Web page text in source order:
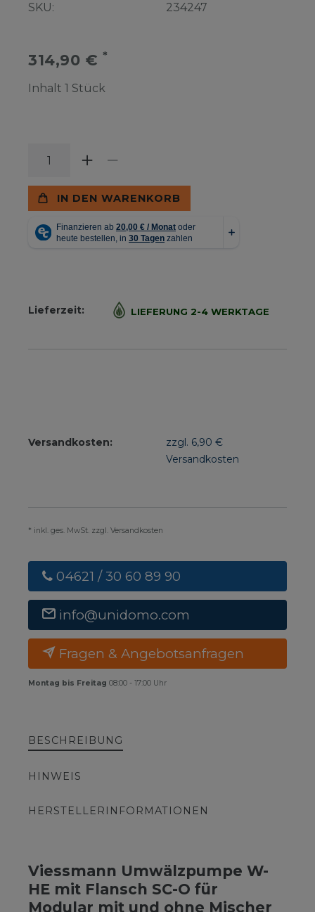
SKU:
234247
314,90 € *
Inhalt 1 Stück
IN DEN WARENKORB
Lieferzeit: LIEFERUNG 2-4 WERKTAGE
Versandkosten:
zzgl. 6,90 €
Versandkosten
* inkl. ges. MwSt. zzgl. Versandkosten
04621 / 30 60 89 90
info@unidomo.com
Fragen & Angebotsanfragen
Montag bis Freitag 08:00 - 17:00 Uhr
BESCHREIBUNG
HINWEIS
HERSTELLERINFORMATIONEN
Viessmann Umwälzpumpe W-
HE mit Flansch SC-O für
Modular mit und ohne Mischer